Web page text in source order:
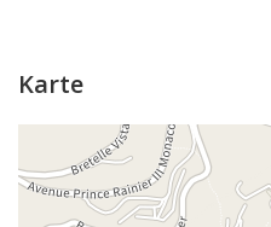
Karte